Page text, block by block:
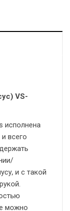
VS-
исполнена
всего
и с такой
можно